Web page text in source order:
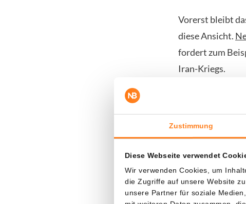
Zustimmung
Diese Webseite verwendet
Wir verwenden Cookies, um
die Zugriffe auf unsere Website
unsere Partner für soziale
Vorerst bleibt
diese Ansicht.
fordert zum
Iran-Kriegs.
Erholung des
Es verspricht
Schon deine